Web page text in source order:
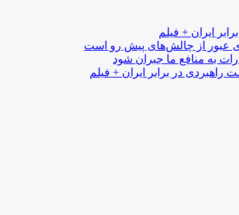
ایران + فیلم
عبور از چالش‌های پیش رو است
به منافع ما جبران شود
راهبردی در برابر ایران + فیلم